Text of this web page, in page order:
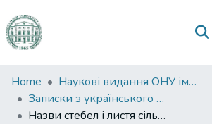
Communities
&
Collections
Home
Наукові видання ОНУ імені І. І. Мечникова
Записки з українського мовознавства
Назви стебел і листя сільськогосподарських культур у говорах Середнього Надбужжя